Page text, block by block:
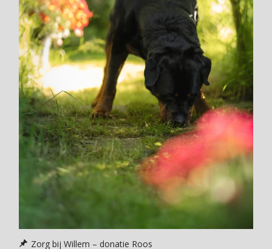
Zorg bij Willem – donatie Roos